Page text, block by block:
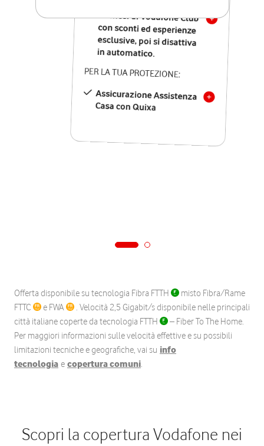
12 mesi di Vodafone Club
con sconti ed esperienze
esclusive, poi si disattiva
in automatico.
PER LA TUA PROTEZIONE:
Assicurazione Assistenza
Casa con Quixa
Offerta disponibile su tecnologia Fibra FTTH
misto Fibra/Rame
FTTC
e FWA
. Velocità 2,5 Gigabit/s disponibile nelle principali
città italiane coperte da tecnologia FTTH
– Fiber To The Home.
Per maggiori informazioni sulle velocità effettive e su possibili
limitazioni tecniche e geografiche, vai su info
tecnologia e copertura comuni.
Scopri la copertura Vodafone nei